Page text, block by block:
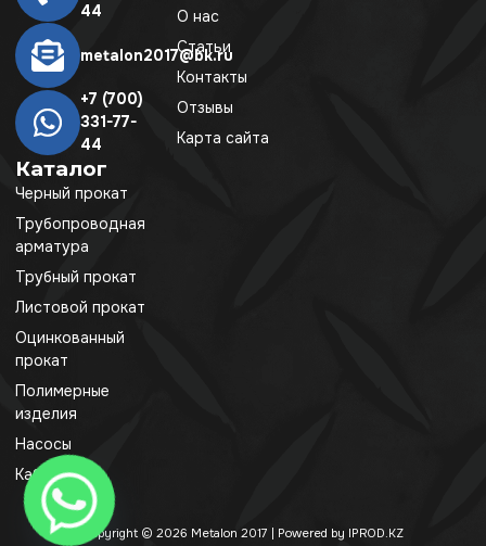
44
metalon2017@bk.ru
+7 (700)
331-77-
44
Каталог
Черный прокат
Трубопроводная
арматура
Трубный прокат
Листовой прокат
Оцинкованный
прокат
Полимерные
изделия
Насосы
Кабель
О нас
Статьи
Контакты
Отзывы
Карта сайта
Copyright © 2026 Metalon 2017 | Powered by IPROD.KZ